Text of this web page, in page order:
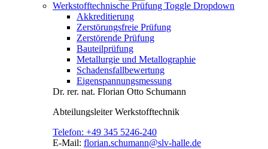
Werkstofftechnische Prüfung Toggle Dropdown
Akkreditierung
Zerstörungsfreie Prüfung
Zerstörende Prüfung
Bauteilprüfung
Metallurgie und Metallographie
Schadensfallbewertung
Eigenspannungsmessung
Dr. rer. nat. Florian Otto Schumann
AbteilungsleiterWerkstofftechnik
Telefon: +49 345 5246-240
E-Mail: florian.schumann@slv-halle.de